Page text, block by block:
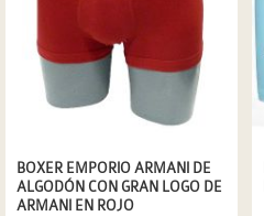
BOXER EMPORIO ARMANI DE
ALGODÓN CON GRAN LOGO DE
ARMANI EN ROJO